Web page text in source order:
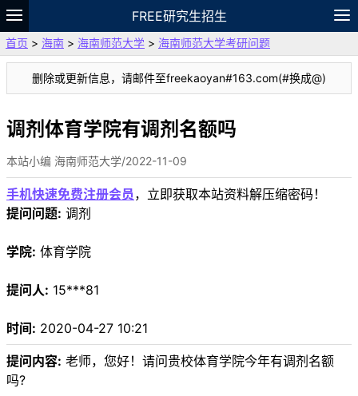
FREE研究生招生
题库
故事 专题 APP 笔记
论坛
VIP
资料
首页 > 海南 > 海南师范大学 > 海南师范大学考研问题
删除或更新信息，请邮件至freekaoyan#163.com(#换成@)
调剂体育学院有调剂名额吗
本站小编 海南师范大学/2022-11-09
手机快速免费注册会员 ，立即获取本站资料解压缩密码！
提问问题: 调剂
学院: 体育学院
提问人: 15***81
时间: 2020-04-27 10:21
提问内容: 老师，您好！请问贵校体育学院今年有调剂名额
吗?